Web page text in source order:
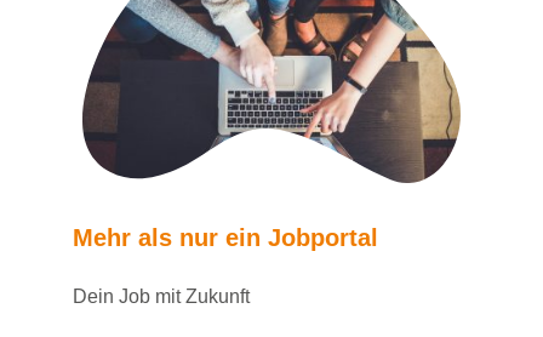
Mehr als nur ein Jobportal
Dein Job mit Zukunft